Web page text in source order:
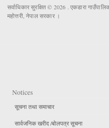
सर्वाधिकार सुरक्षित © 2026 . एकडारा
महोत्तरी, नेपाल सरकार ।
Notices
सूचना तथा समाचार
सार्वजनिक खरीद /बोलपत्र सूचना